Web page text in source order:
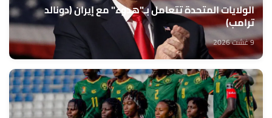
الولايات المتحدة تتعامل بـ"هدوء" مع إيران (دونالد
ترامب)
9 غشت 2026